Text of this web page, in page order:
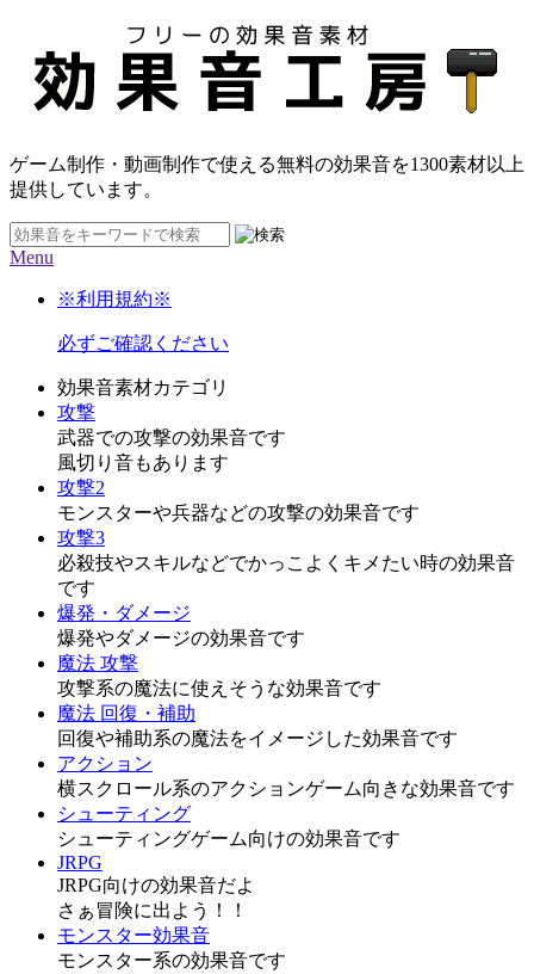
ゲーム制作・動画制作で使える無料の効果音を1300素材以上
提供しています。
Menu
※利用規約※
必ずご確認ください
効果音素材カテゴリ
攻撃
武器での攻撃の効果音です
風切り音もあります
攻撃2
モンスターや兵器などの攻撃の効果音です
攻撃3
必殺技やスキルなどでかっこよくキメたい時の効果音
です
爆発・ダメージ
爆発やダメージの効果音です
魔法 攻撃
攻撃系の魔法に使えそうな効果音です
魔法 回復・補助
回復や補助系の魔法をイメージした効果音です
アクション
横スクロール系のアクションゲーム向きな効果音です
シューティング
シューティングゲーム向けの効果音です
JRPG
JRPG向けの効果音だよ
さぁ冒険に出よう！！
モンスター効果音
モンスター系の効果音です